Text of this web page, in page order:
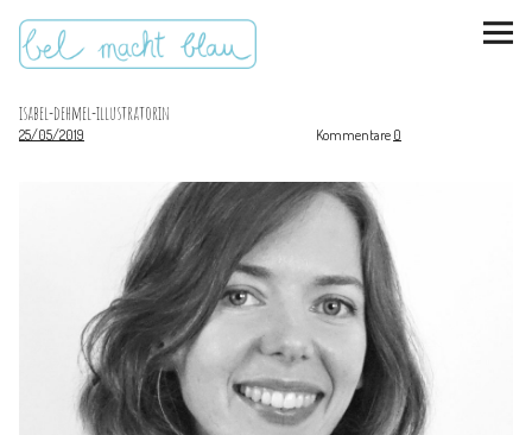
instagrampinterestbloglovin
Malen + basteln
Feste feiern
Kinderzimmer
isabel-dehmel-illustratorin
25/05/2019 Kommentare 0